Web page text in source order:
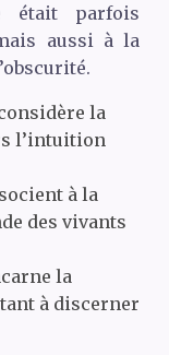
était parfois
aussi à la
la
l’intuition
à la
des vivants
la
à discerner